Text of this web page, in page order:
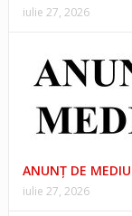
iulie 27, 2026
ANUNŢ DE MEDIU
iulie 27, 2026